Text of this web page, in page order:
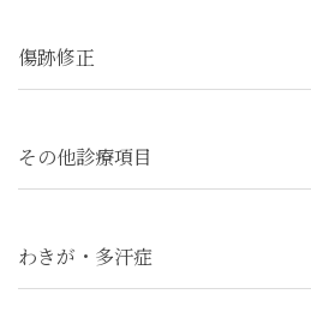
傷跡修正
その他診療項目
わきが・多汗症